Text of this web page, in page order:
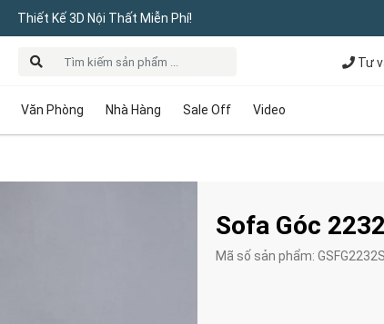
Thiết Kế 3D Nội Thất Miễn Phí!
Văn Phòng Nhà Hàng Sale Off Video
Tư
Sofa Góc
Mã số sản phẩm: GSFG2232S